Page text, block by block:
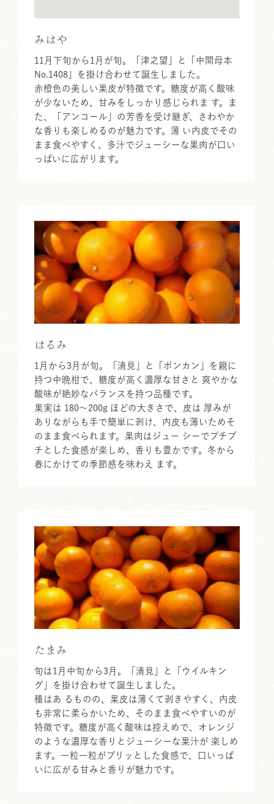
みはや
11月下旬から1月が旬。「津之望」と「中間母本
No.1408」を掛け合わせて誕生しました。
赤橙色の美しい果皮が特徴です。糖度が高く酸味
が少ないため、甘みをしっかり感じられま す。ま
た、「アンコール」の芳香を受け継ぎ、さわやか
な香りも楽しめるのが魅力です。薄 い内皮でその
まま食べやすく、多汁でジューシーな果肉が口い
っぱいに広がります。
はるみ
1月から3月が旬。「清見」と「ポンカン」を親に
持つ中晩柑で、糖度が高く濃厚な甘さと 爽やかな
酸味が絶妙なバランスを持つ品種です。
果実は 180～200g ほどの大きさで、皮は 厚みが
ありながらも手で簡単に剥け、内皮も薄いためそ
のまま食べられます。果肉はジュー シーでプチプ
チとした食感が楽しめ、香りも豊かです。冬から
春にかけての季節感を味わえ ます。
たまみ
旬は1月中旬から3月。「清見」と「ウイルキン
グ」を掛け合わせて誕生しました。
種はあ るものの、果皮は薄くて剥きやすく、内皮
も非常に柔らかいため、そのまま食べやすいのが
特徴です。糖度が高く酸味は控えめで、オレンジ
のような濃厚な香りとジューシーな果汁が 楽しめ
ます。一粒一粒がプリッとした食感で、口いっぱ
いに広がる甘みと香りが魅力です。